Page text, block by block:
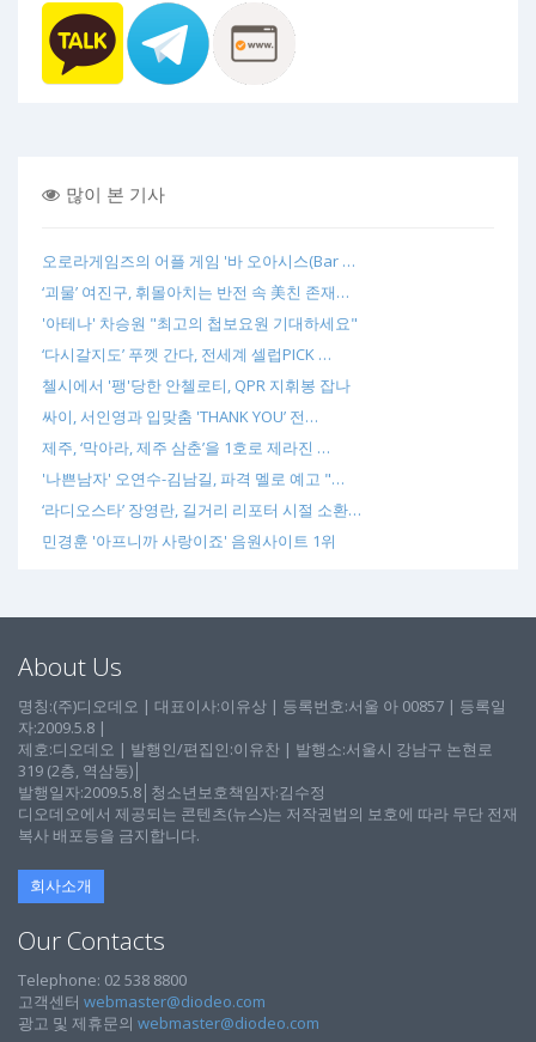
많이 본 기사
오로라게임즈의 어플 게임 '바 오아시스(Bar …
‘괴물’ 여진구, 휘몰아치는 반전 속 美친 존재…
'아테나' 차승원 "최고의 첩보요원 기대하세요"
‘다시갈지도’ 푸껫 간다, 전세계 셀럽PICK …
첼시에서 '팽'당한 안첼로티, QPR 지휘봉 잡나
싸이, 서인영과 입맞춤 'THANK YOU’ 전…
제주, ‘막아라, 제주 삼춘’을 1호로 제라진 …
'나쁜남자' 오연수-김남길, 파격 멜로 예고 "…
‘라디오스타’ 장영란, 길거리 리포터 시절 소환…
민경훈 '아프니까 사랑이죠' 음원사이트 1위
About Us
명칭:(주)디오데오 | 대표이사:이유상 | 등록번호:서울 아 00857 | 등록일
자:2009.5.8 |
제호:디오데오 | 발행인/편집인:이유찬 | 발행소:서울시 강남구 논현로
319 (2층, 역삼동)│
발행일자:2009.5.8│청소년보호책임자:김수정
디오데오에서 제공되는 콘텐츠(뉴스)는 저작권법의 보호에 따라 무단 전재
복사 배포등을 금지합니다.
회사소개
Our Contacts
Telephone: 02 538 8800
고객센터 webmaster@diodeo.com
광고 및 제휴문의 webmaster@diodeo.com